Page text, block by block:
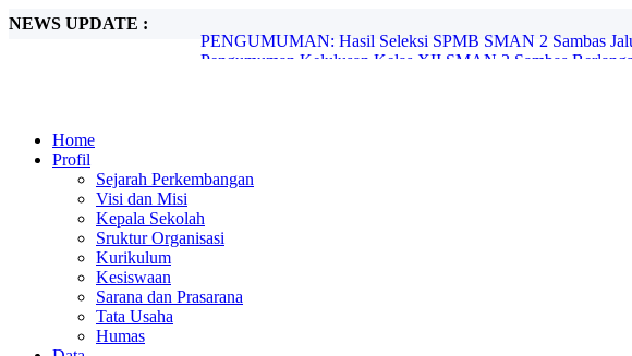
NEWS UPDATE :
Pengumuman Kelulusan Kelas XII SMAN 2 Sambas
Pengukuhan atau pelantikan anggota Palang Merah Remaja
PENGUMUMAN: Hasil Seleksi SPMB SMAN 2 Sambas
PENGUMUMAN: Hasil Seleksi SPMB SMAN 2 Sambas
Home
Profil
Sejarah Perkembangan
Visi dan Misi
Kepala Sekolah
Sruktur Organisasi
Kurikulum
Kesiswaan
Sarana dan Prasarana
Tata Usaha
Humas